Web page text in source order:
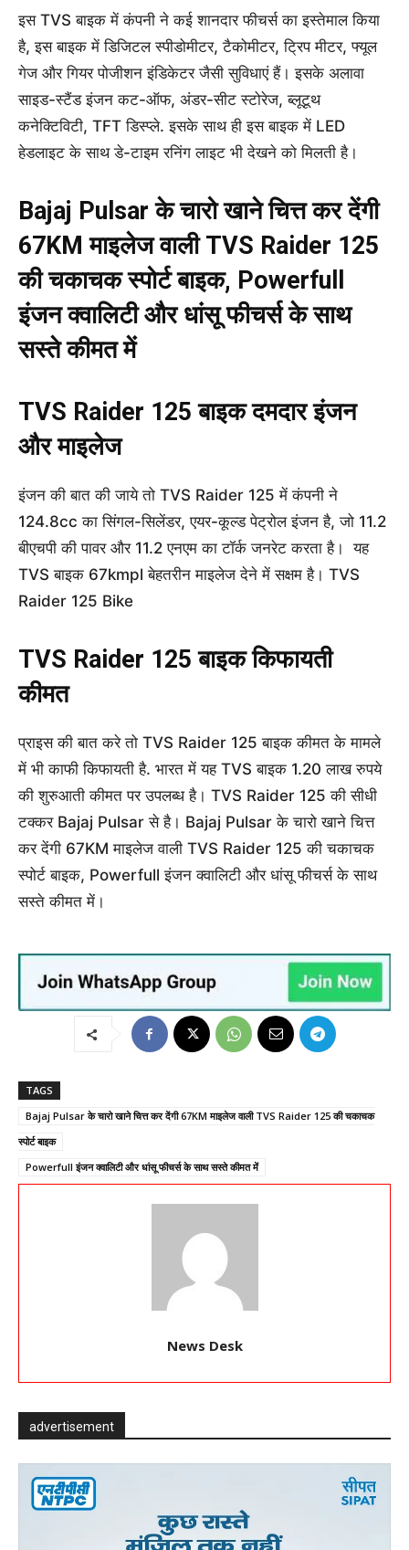
इस TVS बाइक में कंपनी ने कई शानदार फीचर्स का इस्तेमाल किया
है, इस बाइक में डिजिटल स्पीडोमीटर, टैकोमीटर, ट्रिप मीटर, फ्यूल
गेज और गियर पोजीशन इंडिकेटर जैसी सुविधाएं हैं। इसके अलावा
साइड-स्टैंड इंजन कट-ऑफ, अंडर-सीट स्टोरेज, ब्लूटूथ
कनेक्टिविटी, TFT डिस्प्ले. इसके साथ ही इस बाइक में LED
हेडलाइट के साथ डे-टाइम रनिंग लाइट भी देखने को मिलती है।
Bajaj Pulsar के चारो खाने चित्त कर देंगी
67KM माइलेज वाली TVS Raider 125
की चकाचक स्पोर्ट बाइक, Powerfull
इंजन क्वालिटी और धांसू फीचर्स के साथ
सस्ते कीमत में
TVS Raider 125 बाइक दमदार इंजन
और माइलेज
इंजन की बात की जाये तो TVS Raider 125 में कंपनी ने
124.8cc का सिंगल-सिलेंडर, एयर-कूल्ड पेट्रोल इंजन है, जो 11.2
बीएचपी की पावर और 11.2 एनएम का टॉर्क जनरेट करता है। यह
TVS बाइक 67kmpl बेहतरीन माइलेज देने में सक्षम है। TVS
Raider 125 Bike
TVS Raider 125 बाइक किफायती
कीमत
प्राइस की बात करे तो TVS Raider 125 बाइक कीमत के मामले
में भी काफी किफायती है. भारत में यह TVS बाइक 1.20 लाख रुपये
की शुरुआती कीमत पर उपलब्ध है। TVS Raider 125 की सीधी
टक्कर Bajaj Pulsar से है। Bajaj Pulsar के चारो खाने चित्त
कर देंगी 67KM माइलेज वाली TVS Raider 125 की चकाचक
स्पोर्ट बाइक, Powerfull इंजन क्वालिटी और धांसू फीचर्स के साथ
सस्ते कीमत में।
TAGS
Bajaj Pulsar के चारो खाने चित्त कर देंगी 67KM माइलेज वाली TVS Raider 125 की चकाचक
स्पोर्ट बाइक
Powerfull इंजन क्वालिटी और धांसू फीचर्स के साथ सस्ते कीमत में
News Desk
advertisement